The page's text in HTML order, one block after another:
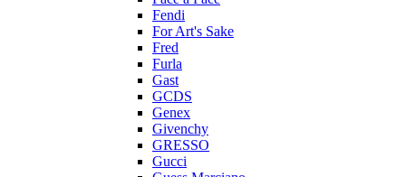
Fendi
For Art's Sake
Fred
Furla
Gast
GCDS
Genex
Givenchy
GRESSO
Gucci